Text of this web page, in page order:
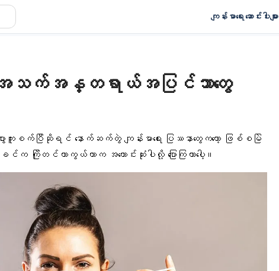
ကျန်းမာရေး ဆောင်းပါးများ
င့် အသက်အန္တရာယ်အပြင်ဘာတွေ
းကူးစက်ပြီဆိုရင် နောက်ဆက်တွဲ ကျန်းမာရေး ပြဿနာတွေကတော့ ဖြစ်စမြဲ
င်က ကြိုတင်ကာကွယ်တာက အကောင်းဆုံးပါလို့ ပြောကြတာပေါ့။